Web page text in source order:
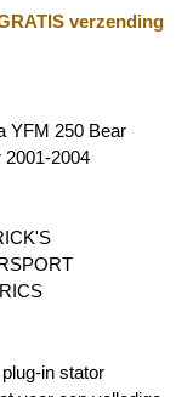
verzending
YFM 250 Bear
2001-2004
in stator